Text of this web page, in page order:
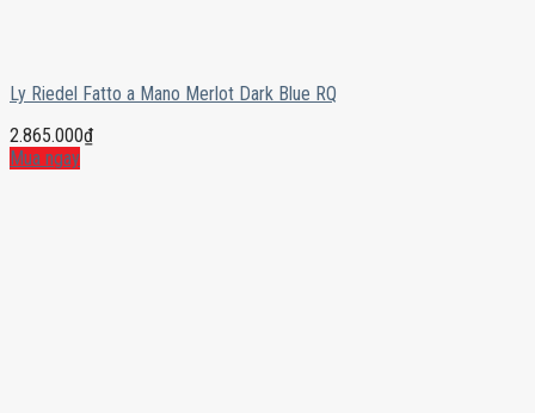
Ly Riedel Fatto a Mano Merlot Dark Blue RQ
2.865.000₫
Mua ngay